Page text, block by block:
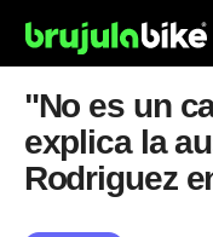
"No es un
explica la
Rodriguez